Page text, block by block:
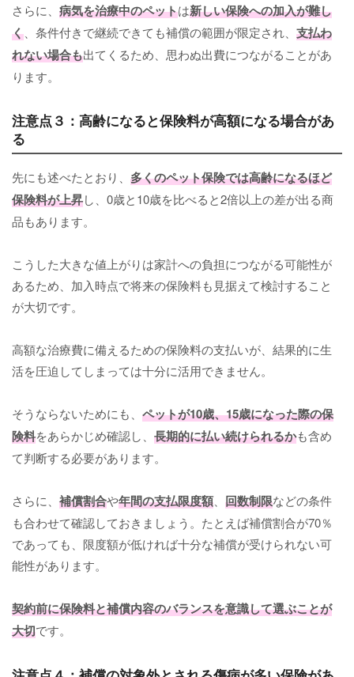
さらに、 病気を治療中のペットは新しい保険への加入が難し
く 、条件付きで継続できても補償の範囲が限定され、 支払わ
れない場合も出てくるため、思わぬ出費につながることがあ
ります。
注意点３：高齢になると保険料が高額になる場合があ
る
先にも述べたとおり、 多くのペット保険では高齢になるほど
保険料が上昇し、0歳と10歳を比べると2倍以上の差が出る商
品もあります。
こうした大きな値上がりは家計への負担につながる可能性が
あるため、加入時点で将来の保険料も見据えて検討すること
が大切です。
高額な治療費に備えるための保険料の支払いが、結果的に生
活を圧迫してしまっては十分に活用できません。
そうならないためにも、 ペットが10歳、15歳になった際の保
険料をあらかじめ確認し、 長期的に払い続けられるかも含め
て判断する必要があります。
さらに、 補償割合や年間の支払限度額 回数制限などの条件
も合わせて確認しておきましょう。たとえば補償割合が70％
であっても、限度額が低ければ十分な補償が受けられない可
能性があります。
契約前に保険料と補償内容のバランスを意識して選ぶことが
大切です。